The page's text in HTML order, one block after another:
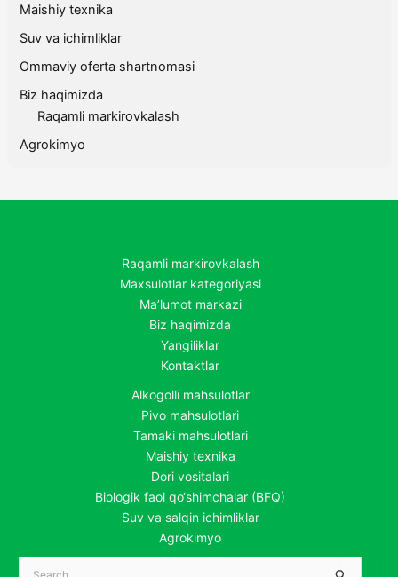
Maishiy texnika
Suv va ichimliklar
Ommaviy oferta shartnomasi
Biz haqimizda
Raqamli markirovkalash
Agrokimyo
Raqamli markirovkalash
Maxsulotlar kategoriyasi
Ma’lumot markazi
Biz haqimizda
Yangiliklar
Kontaktlar
Alkogolli mahsulotlar
Pivo mahsulotlari
Tamaki mahsulotlari
Maishiy texnika
Dori vositalari
Biologik faol qo‘shimchalar (BFQ)
Suv va salqin ichimliklar
Agrokimyo
Search